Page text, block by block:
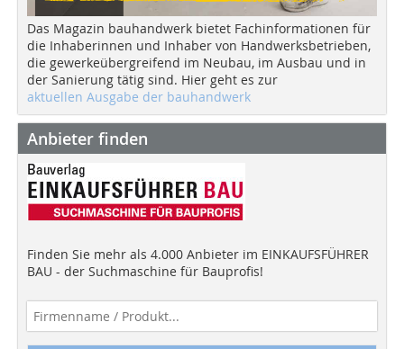
Das Magazin bauhandwerk bietet Fachinformationen für
die Inhaberinnen und Inhaber von Handwerksbetrieben,
die gewerkeübergreifend im Neubau, im Ausbau und in
der Sanierung tätig sind. Hier geht es zur
aktuellen Ausgabe der bauhandwerk
Anbieter finden
Finden Sie mehr als 4.000 Anbieter im EINKAUFSFÜHRER
BAU - der Suchmaschine für Bauprofis!